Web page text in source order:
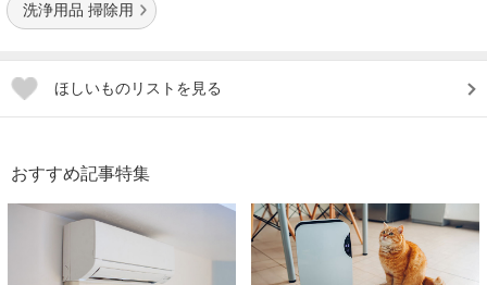
洗浄用品 掃除用
ほしいものリストを見る
おすすめ記事特集